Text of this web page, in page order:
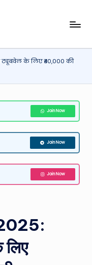
के लिए ₹40,000 की
Join Now
Join Now
Join Now